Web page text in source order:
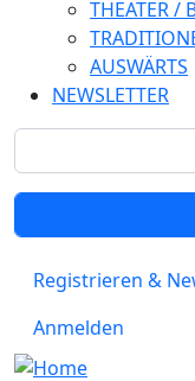
THEATER /
AUSWÄRTS
NEWSLETTER
Registrieren &
Anmelden